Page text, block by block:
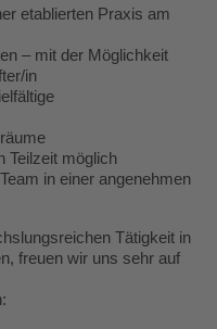
etablierten Praxis am
– mit der Möglichkeit
in
Teilzeit möglich
in einer angenehmen
Tätigkeit in
freuen wir uns sehr auf